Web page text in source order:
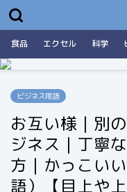
食品 エクセル 科学
ビジネス用語
お互い様｜別
ジネス｜丁寧
方｜かっこい
語）【目上や